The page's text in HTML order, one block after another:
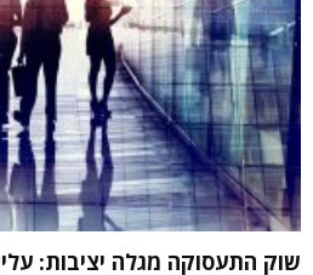
שוק התעסוקה מגלה יציבות: